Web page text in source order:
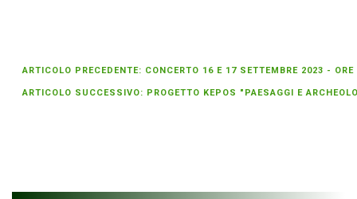
ARTICOLO PRECEDENTE: CONCERTO 16 E 17 SETTEMBRE 2023 -
ARTICOLO SUCCESSIVO: PROGETTO KEPOS "PAESAGGI E